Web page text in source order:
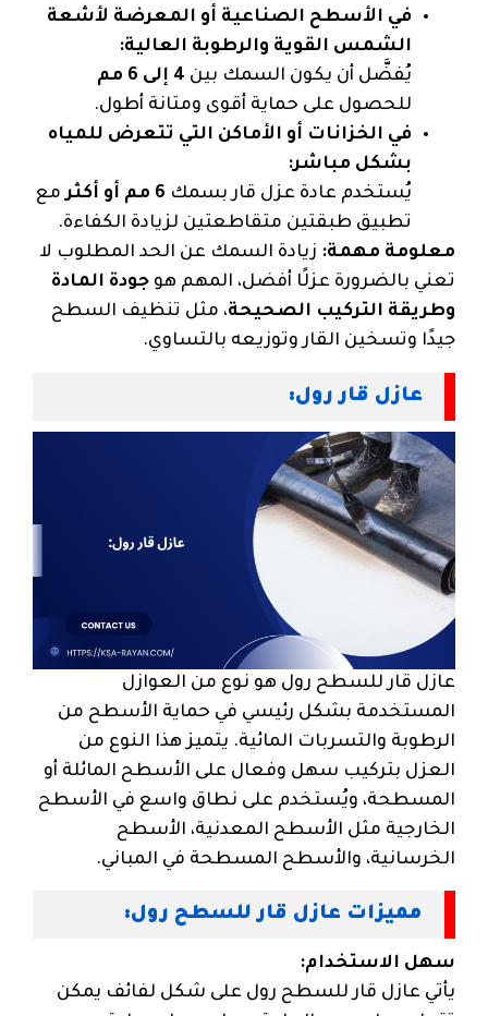
في الأسطح الصناعية أو المعرضة لأشعة
الشمس القوية والرطوبة العالية:
يُفضَّل أن يكون السمك بين 4 إلى 6 مم
للحصول على حماية أقوى ومتانة أطول.
في الخزانات أو الأماكن التي تتعرض للمياه
بشكل مباشر:
يُستخدم عادة عزل قار بسمك 6 مم أو أكثر
مع
تطبيق طبقتين متقاطعتين لزيادة الكفاءة.
معلومة مهمة: زيادة السمك عن الحد المطلوب لا
تعني بالضرورة عزلًا أفضل، المهم هو جودة المادة
وطريقة التركيب الصحيحة، مثل تنظيف السطح
جيدًا وتسخين القار وتوزيعه بالتساوي.
عازل قار رول:
عازل قار للسطح رول هو نوع من العوازل
المستخدمة بشكل رئيسي في حماية الأسطح من
الرطوبة والتسربات المائية. يتميز هذا النوع من
العزل بتركيب سهل وفعال على الأسطح المائلة أو
المسطحة، ويُستخدم على نطاق واسع في الأسطح
الخارجية مثل الأسطح المعدنية، الأسطح
الخرسانية، والأسطح المسطحة في المباني.
مميزات عازل قار للسطح رول:
سهل الاستخدام:
يأتي عازل قار للسطح رول على شكل لفائف يمكن